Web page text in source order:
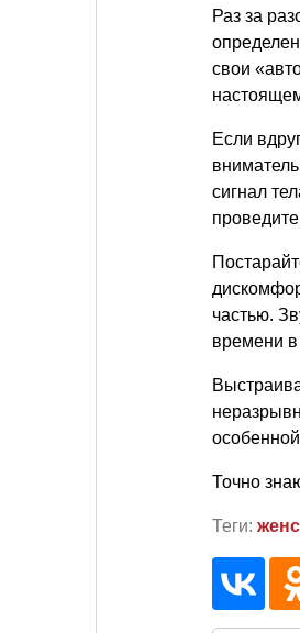
Раз за
свои
Если
сигнал
проведите
частью.
времени в
Точно
Теги: